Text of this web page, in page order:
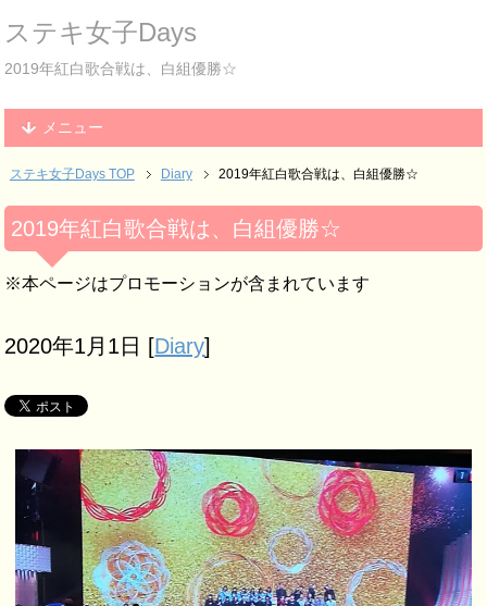
ステキ女子Days
2019年紅白歌合戦は、白組優勝☆
メニュー
ステキ女子Days TOP Diary 2019年紅白歌合戦は、白組優勝☆
2019年紅白歌合戦は、白組優勝☆
※本ページはプロモーションが含まれています
2020年1月1日 [Diary]